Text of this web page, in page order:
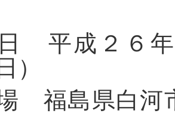
平成２６年
）
福島県白河